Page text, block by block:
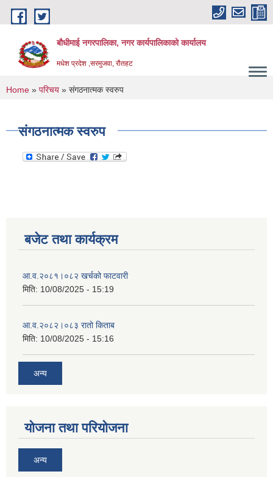
Skip to main content
बौधीमाई नगरपालिका, नगर कार्यपालिकाको कार्यालय
मधेश प्रदेश ,सरमुजवा, रौतहट
You are here
Home » परिचय » संगठनात्मक स्वरुप
संगठनात्मक स्वरुप
बजेट तथा कार्यक्रम
आ‍.व.२०८१।०८२ खर्चको फाटवारी
मिति: 10/08/2025 - 15:19
आ‍.व.२०८२।०८३ रातो किताब
मिति: 10/08/2025 - 15:16
अन्य
योजना तथा परियोजना
अन्य